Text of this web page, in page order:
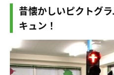
昔懐かしいピクトグ
キュン！